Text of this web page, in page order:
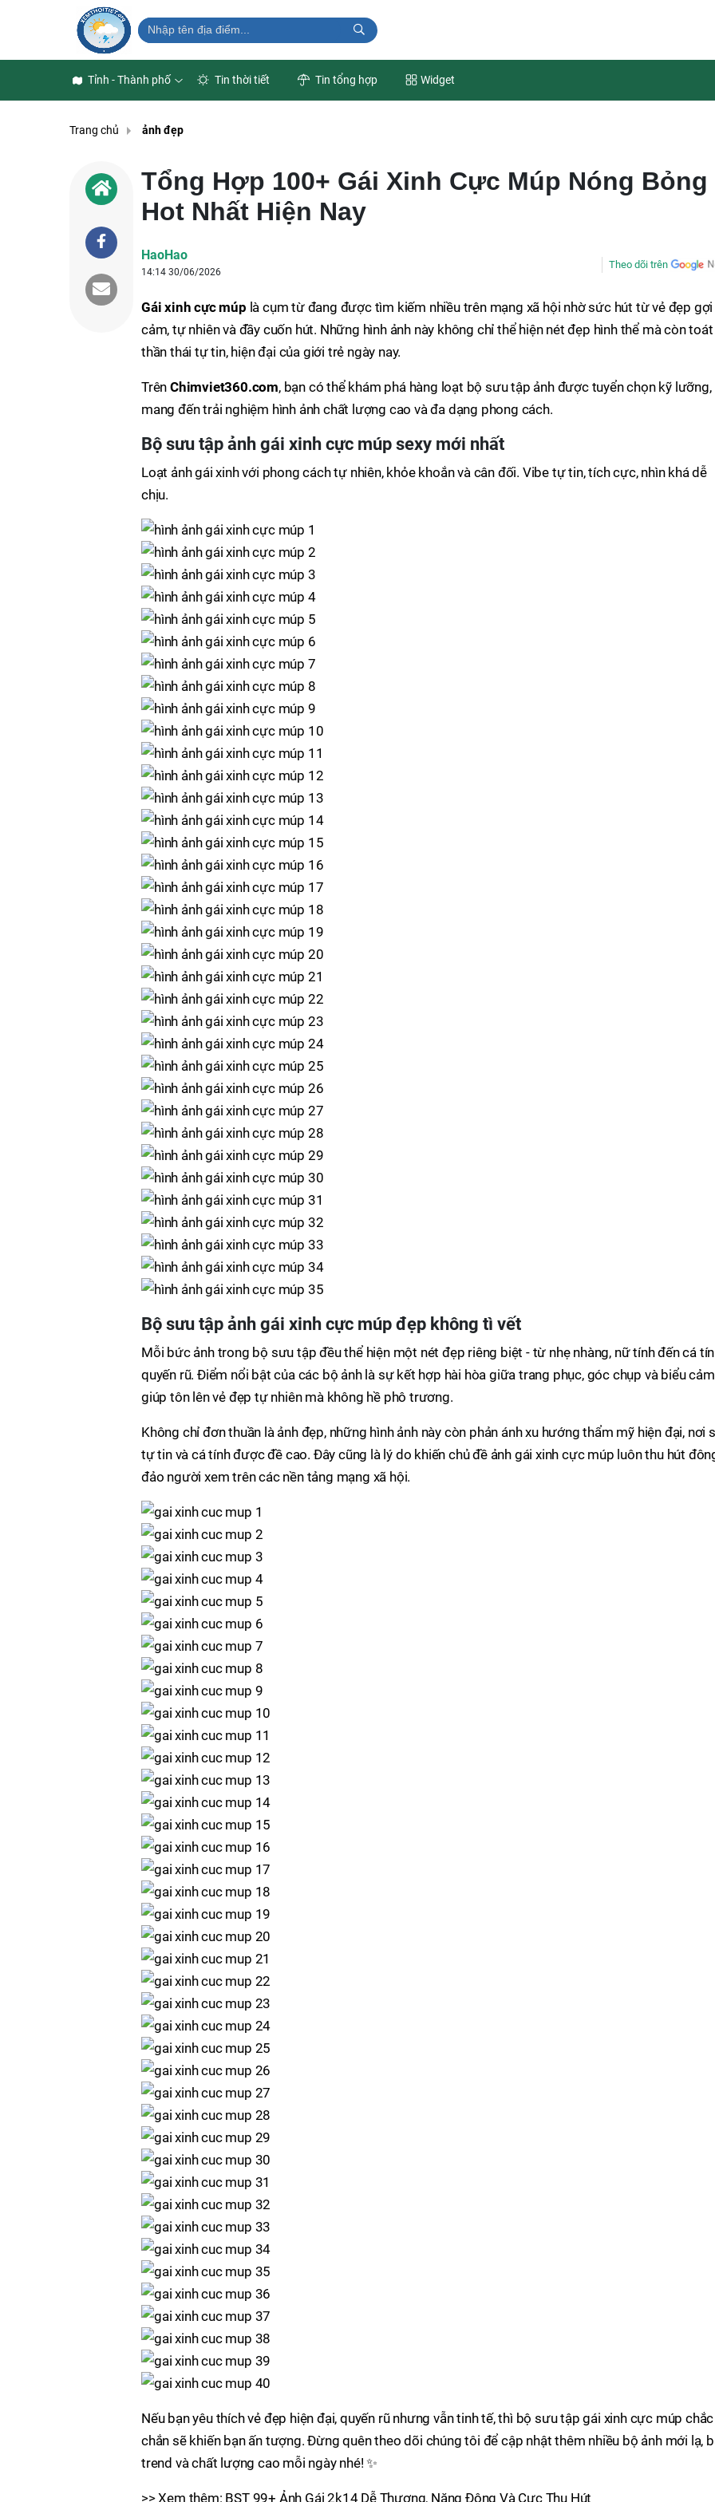
Tỉnh - Thành phố Tin thời tiết Tin tổng hợp Widget
Trang chủ ảnh đẹp
Tổng Hợp 100+ Gái Xinh Cực Múp Nóng Bỏng
Hot Nhất Hiện Nay
HaoHao
14:14 30/06/2026
Theo dõi trên
Gái xinh cực múp là cụm từ đang được tìm kiếm nhiều trên mạng xã hội nhờ sức hút từ vẻ đẹp gợi
cảm, tự nhiên và đầy cuốn hút. Những hình ảnh này không chỉ thể hiện nét đẹp hình thể mà còn
thần thái tự tin, hiện đại của giới trẻ ngày nay.
Trên Chimviet360.com, bạn có thể khám phá hàng loạt bộ sưu tập ảnh được tuyển chọn kỹ lưỡng,
mang đến trải nghiệm hình ảnh chất lượng cao và đa dạng phong cách.
Bộ sưu tập ảnh gái xinh cực múp sexy mới nhất
Loạt ảnh gái xinh với phong cách tự nhiên, khỏe khoắn và cân đối. Vibe tự tin, tích cực, nhìn khá dễ
chịu.
Bộ sưu tập ảnh gái xinh cực múp đẹp không tì vết
Mỗi bức ảnh trong bộ sưu tập đều thể hiện một nét đẹp riêng biệt - từ nhẹ nhàng, nữ tính đến cá
quyến rũ. Điểm nổi bật của các bộ ảnh là sự kết hợp hài hòa giữa trang phục, góc chụp và biểu
giúp tôn lên vẻ đẹp tự nhiên mà không hề phô trương.
Không chỉ đơn thuần là ảnh đẹp, những hình ảnh này còn phản ánh xu hướng thẩm mỹ hiện đại, nơi
tự tin và cá tính được đề cao. Đây cũng là lý do khiến chủ đề ảnh gái xinh cực múp luôn thu hút
đảo người xem trên các nền tảng mạng xã hội.
Nếu bạn yêu thích vẻ đẹp hiện đại, quyến rũ nhưng vẫn tinh tế, thì bộ sưu tập gái xinh cực múp chắc
chắn sẽ khiến bạn ấn tượng. Đừng quên theo dõi chúng tôi để cập nhật thêm nhiều bộ ảnh mới lạ,
trend và chất lượng cao mỗi ngày nhé! ✨
>> Xem thêm: BST 99+ Ảnh Gái 2k14 Dễ Thương, Năng Động Và Cực Thu Hút